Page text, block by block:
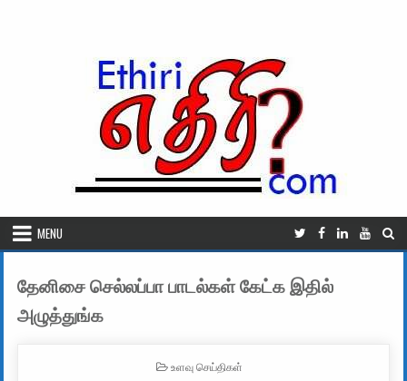
MENU
தேனிசை செல்லப்பா பாடல்கள் கேட்க இதில்
அழுத்துங்க
POSTED IN
உளவு செய்திகள்